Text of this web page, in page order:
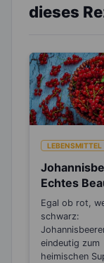
dieses
LEBENSMITTEL
Echtes
Food für
Haare
Egal ob rot,
schwarz:
eindeutig zum
heimischen